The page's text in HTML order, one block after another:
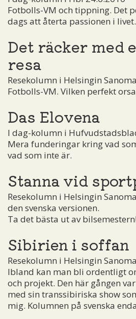
Fotbolls-VM och tippning. Det
dags att återta passionen i livet.
Det räcker med
resa
Resekolumn i Helsingin
Fotbolls-VM. Vilken perfekt
Das Elovena
I dag-kolumn i
Mera funderingar kring vad
vad som inte är.
Stanna vid
Resekolumn i Helsingin
den svenska versionen.
Ta det bästa ut av bilsemestern!
Sibirien i soffan
Resekolumn i Helsingin
Ibland kan man bli ordentligt
och projekt. Den här gången
med sin transsibiriska show
mig. Kolumnen på svenska